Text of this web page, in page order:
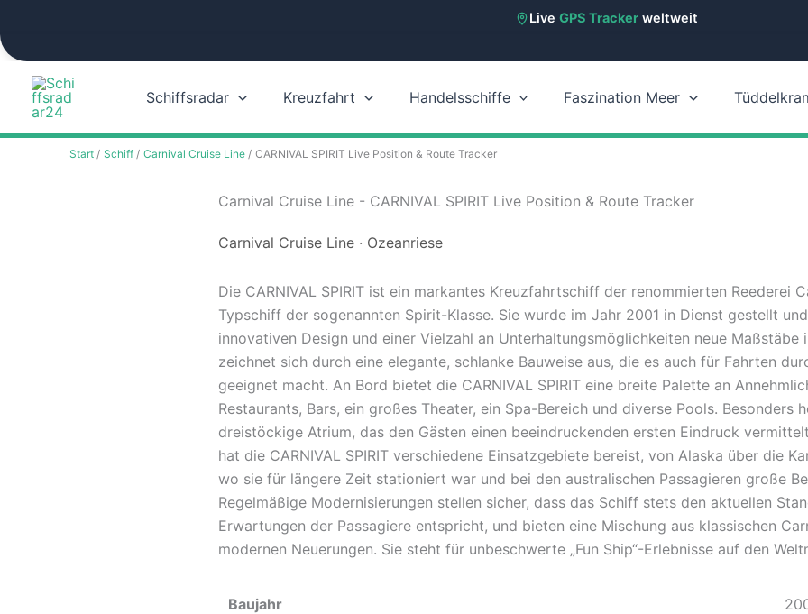
Live GPS Tracker weltweit
Aktuelle Newsaus der Schifffahrt
Zum
springen
Schiffsradar Kreuzfahrt Handelsschiffe Faszination Meer
Start Schiff Carnival Cruise Line CARNIVAL SPIRIT Live Position & Route Tracker
Carnival Cruise Line - CARNIVAL SPIRIT Live Position & Route Tracker
Carnival Cruise Line · Ozeanriese
Die CARNIVAL SPIRIT ist ein markantes Kreuzfahrtschiff der renommierten Reederei
Typschiff der sogenannten Spirit-Klasse. Sie wurde im Jahr 2001 in Dienst gestellt
innovativen Design und einer Vielzahl an Unterhaltungsmöglichkeiten neue Maßstäbe
zeichnet sich durch eine elegante, schlanke Bauweise aus, die es auch für Fahrten
geeignet macht. An Bord bietet die CARNIVAL SPIRIT eine breite Palette an
Restaurants, Bars, ein großes Theater, ein Spa-Bereich und diverse Pools. Besonders
dreistöckige Atrium, das den Gästen einen beeindruckenden ersten Eindruck
hat die CARNIVAL SPIRIT verschiedene Einsatzgebiete bereist, von Alaska über die
wo sie für längere Zeit stationiert war und bei den australischen Passagieren große
Regelmäßige Modernisierungen stellen sicher, dass das Schiff stets den aktuellen
Erwartungen der Passagiere entspricht, und bieten eine Mischung aus klassischen
modernen Neuerungen. Sie steht für unbeschwerte „Fun Ship“-Erlebnisse auf den
Baujahr